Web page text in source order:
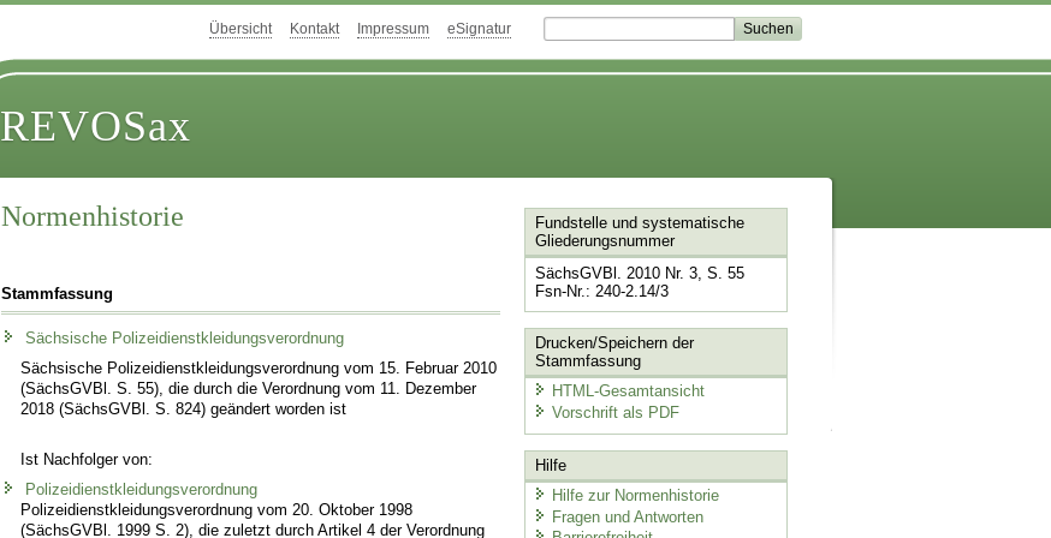
Übersicht Kontakt Impressum eSignatur
REVOSax
Normenhistorie
Stammfassung
Sächsische Polizeidienstkleidungsverordnung
Sächsische Polizeidienstkleidungsverordnung vom 15. Februar 2010
(SächsGVBl. S. 55), die durch die Verordnung vom 11. Dezember
2018 (SächsGVBl. S. 824) geändert worden ist
Ist Nachfolger von:
Polizeidienstkleidungsverordnung
Polizeidienstkleidungsverordnung vom 20. Oktober 1998
(SächsGVBl. 1999 S. 2), die zuletzt durch Artikel 4 der Verordnung
Fundstelle und systematische
Gliederungsnummer
SächsGVBl. 2010 Nr. 3, S. 55
Fsn-Nr.: 240-2.14/3
Drucken/Speichern der
Stammfassung
HTML-Gesamtansicht
Vorschrift als PDF
Hilfe
Hilfe zur Normenhistorie
Fragen und Antworten